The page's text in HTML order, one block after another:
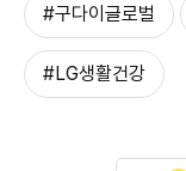
#구다이글로벌
#LG생활건강